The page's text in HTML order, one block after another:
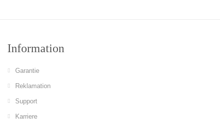
Information
Garantie
Reklamation
Support
Karriere